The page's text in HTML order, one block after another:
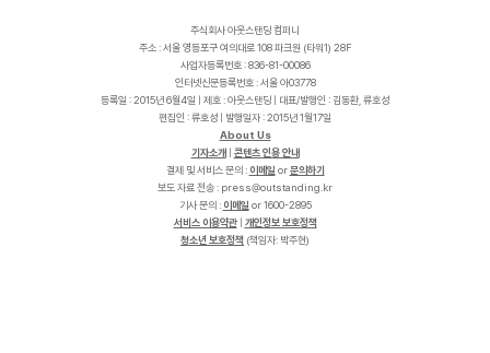
주식회사 아웃스탠딩 컴퍼니
주소 : 서울 영등포구 여의대로 108 파크원 (타워1) 28F
사업자등록번호 : 836-81-00086
인터넷신문등록번호 : 서울 아03778
등록일 : 2015년 6월4일 | 제호 : 아웃스탠딩 | 대표/발행인 : 김동환, 류호성
편집인 : 류호성 | 발행일자 : 2015년 1월17일
About Us
기자소개
콘텐츠 인용 안내
결제 및 서비스 문의 : 이메일 or문의하기
보도 자료 전송 :
r
k
.
g
n
i
d
n
a
t
s
t
u
o
@
s
s
e
r
p
기사 문의 : 이메일 or 1600-2895
서비스 이용약관| 개인정보 보호정책
청소년 보호정책 (책임자: 박주현)